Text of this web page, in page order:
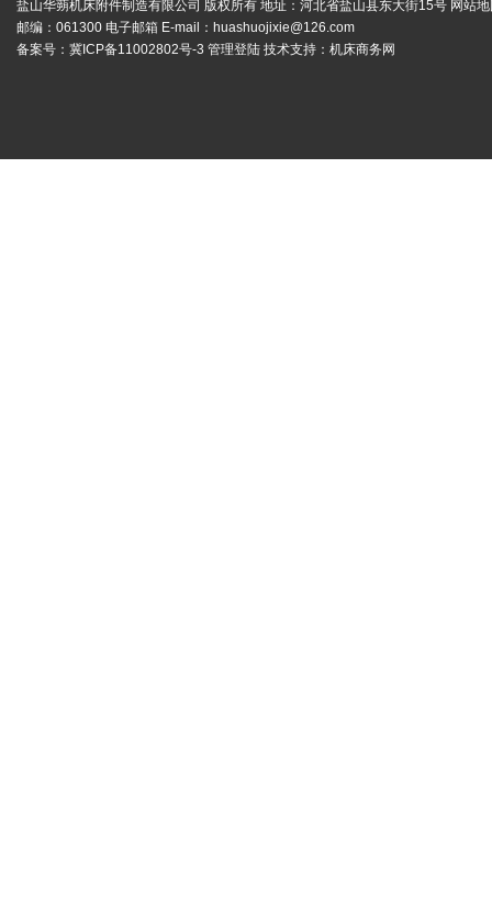
盐山华蒴机床附件制造有限公司 版权所有 地址：河北省盐山县东大街15号 网站
邮编：061300 电子邮箱 E-mail： huashuojixie@126.com
备案号： 冀ICP备11002802号-3 管理登陆 技术支持： 机床商务网